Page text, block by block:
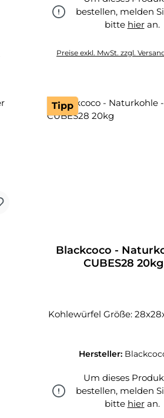
bestellen, melden
bitte hieran.
Preise exkl. MwSt. zzgl.
Tipp
Blackcoco -
CUBES28 20kg
Kohlewürfel Größe:
Hersteller:
Um dieses
bestellen, melden
bitte hieran.